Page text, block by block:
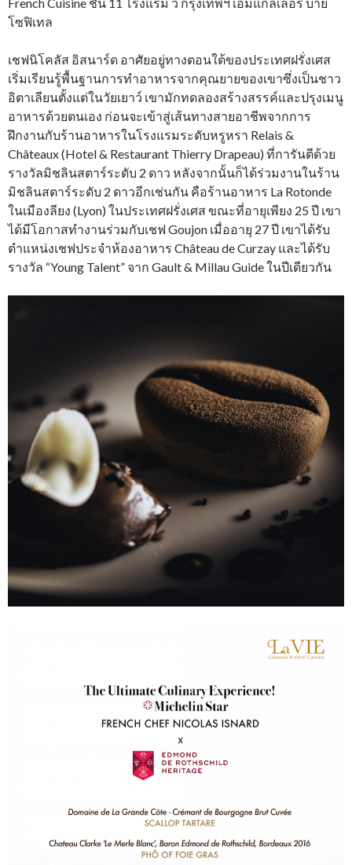
โซฟิเทล
เชฟนิโคลัส อิสนาร์ด อาศัยอยู่ทางตอนใต้ของประเทศฝรั่งเศส
เริ่มเรียนรู้พื้นฐานการทำอาหารจากคุณยายของเขาซึ่งเป็นชาว
อิตาเลียนตั้งแต่ในวัยเยาว์ เขามักทดลองสร้างสรรค์และปรุงเมนู
อาหารด้วยตนเอง ก่อนจะเข้าสู่เส้นทางสายอาชีพจากการ
ฝึกงานกับร้านอาหารในโรงแรมระดับหรูหรา Relais &
Châteaux (Hotel & Restaurant Thierry Drapeau) ที่การันตีด้วย
รางวัลมิชลินสตาร์ระดับ 2 ดาว หลังจากนั้นก็ได้ร่วมงานในร้าน
มิชลินสตาร์ระดับ 2 ดาวอีกเช่นกัน คือร้านอาหาร La Rotonde
ในเมืองลียง (Lyon) ในประเทศฝรั่งเศส ขณะที่อายุเพียง 25 ปี เขา
ได้มีโอกาสทำงานร่วมกับเชฟ Goujon เมื่ออายุ 27 ปี เขาได้รับ
ตำแหน่งเชฟประจำห้องอาหาร Château de Curzay และได้รับ
รางวัล “Young Talent” จาก Gault & Millau Guide ในปีเดียวกัน